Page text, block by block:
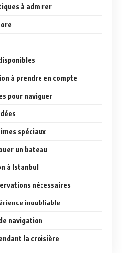
à admirer
à prendre en compte
pour naviguer
spéciaux
un bateau
à Istanbul
nécessaires
inoubliable
navigation
la croisière